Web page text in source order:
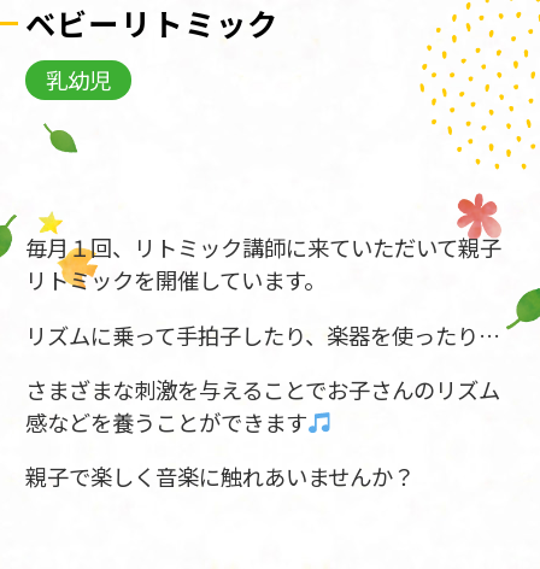
ベビーリトミック
乳幼児
毎月１回、リトミック講師に来ていただいて親子
リトミックを開催しています。
リズムに乗って手拍子したり、楽器を使ったり…
さまざまな刺激を与えることでお子さんのリズム
感などを養うことができます
親子で楽しく音楽に触れあいませんか？